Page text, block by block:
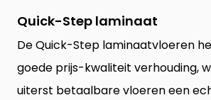
Quick-Step laminaat
De Quick-Step laminaatvloeren
goede prijs-kwaliteit verhouding,
uiterst betaalbare vloeren een